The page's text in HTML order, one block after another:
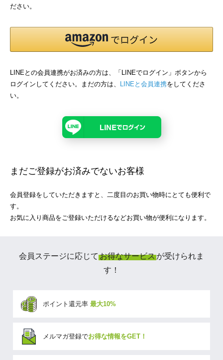
ださい。
LINEとの会員連携がお済みの方は、「LINEでログイン」ボタンから
ログインしてください。まだの方は、
LINEと会員連携をしてくださ
い。
まだご登録がお済みでないお客様
会員登録をしていただきますと、二度目のお買い物時にとても便利で
す。
お気に入り商品をご登録いただけるなどお買い物が便利になります。
会員ステージに応じて お得なサービスが受けられま
す！
ポイント還元率 最大10%
メルマガ登録でお得な情報をGET！